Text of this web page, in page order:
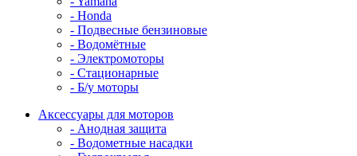
- Honda
- Подвесные бензиновые
- Водомётные
- Электромоторы
- Стационарные
- Б/у моторы
Аксессуары для моторов
- Анодная защита
- Водометные насадки